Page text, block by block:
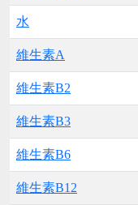
水
維生素A
維生素B2
維生素B3
維生素B6
維生素B12